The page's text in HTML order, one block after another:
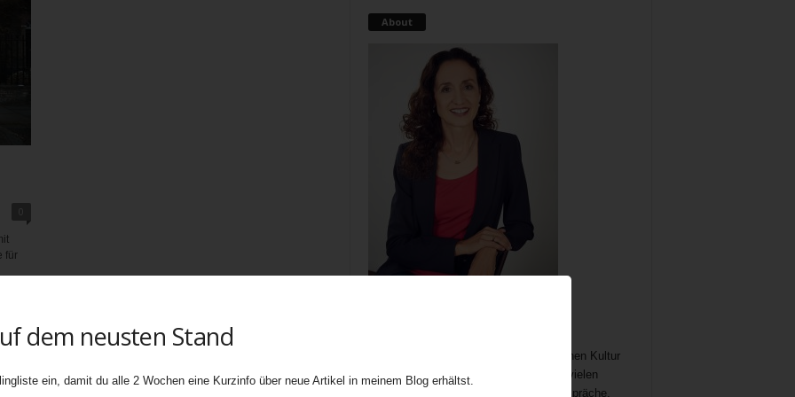
für
About
unerschöpflicher Bestandteil der britischen Kultur
bietet Gelegenheit zum Austausch auf vielen
Ebenen. In meine Teatime gehören Gespräche,
dem neusten Stand
ein, damit du alle 2 Wochen eine Kurzinfo über neue Artikel in meinem Blog erhältst.